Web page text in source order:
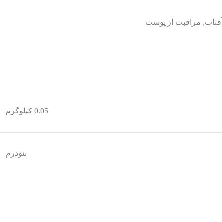
, مراقبت از پوست
0.05 کیلوگرم
نئودرم